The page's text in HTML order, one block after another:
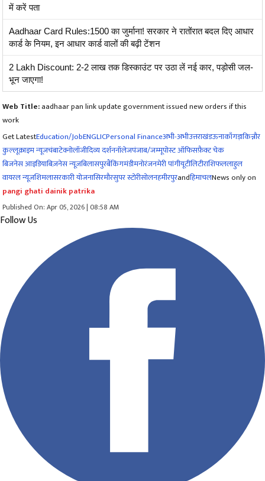
में करें पता
Aadhaar Card Rules:1500 का जुर्माना! सरकार ने रातोंरात बदल दिए आधार
कार्ड के नियम, इन आधार कार्ड वालों की बढ़ी टेंशन
2 Lakh Discount: 2-2 लाख तक डिस्काउंट पर उठा लें नई कार, पड़ोसी जल-
भून जाएगा!
Web Title:aadhaar pan link update government issued new orders if this
work
Get LatestEducation/JobENGLICPersonal Financeअभी-अभीउत्तराखंडऊनाकाँगड़ाकिन्नौर
कुल्लूक्राइम न्यूजचंबाटेक्नोलॉजीदिव्य दर्शननॉलेजपंजाब/जम्मूपोस्ट ऑफिसफ़ैक्ट चेक
बिजनेस आइडियाबिज़नेस न्यूज़बिलासपुरबैंकिंगमंडीमनोरंजनमेरी पांगीयूटीलिटीराशिफललाहुल
वायरल न्यूज़शिमलासरकारी योजनासिरमौरसुपर स्टोरीसोलनहमीरपुरandहिमाचलNews only on
pangi ghati dainik patrika
Published On: Apr 05, 2026 | 08:58 AM
Follow Us